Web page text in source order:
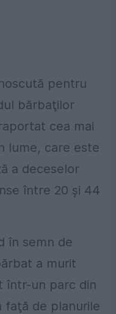
pentru
bărbaţilor
cea mai
lume, care este
a deceselor
între 20 şi 44
în semn de
a murit
într-un parc din
faţă de planurile